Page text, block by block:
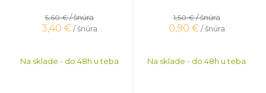
5,60 €/ šnúra
3,40 € / šnúra
Na sklade - do 48h u teba
1,50 €/ šnúra
0,90 € / šnúra
Na sklade - do 48h u teba